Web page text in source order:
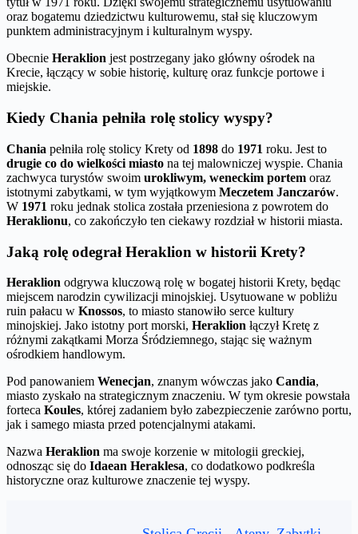
oraz bogatemu dziedzictwu kulturowemu, stał się kluczowym
punktem administracyjnym i kulturalnym wyspy.
Obecnie Heraklion jest postrzegany jako główny ośrodek na
Krecie, łączący w sobie historię, kulturę oraz funkcje portowe i
miejskie.
Kiedy Chania pełniła rolę stolicy wyspy?
Chania pełniła rolę stolicy Krety od 1898 do 1971 roku. Jest to
drugie co do wielkości miasto na tej malowniczej wyspie. Chania
zachwyca turystów swoim urokliwym, weneckim portem oraz
istotnymi zabytkami, w tym wyjątkowym Meczetem Janczarów.
W 1971 roku jednak stolica została przeniesiona z powrotem do
Heraklionu, co zakończyło ten ciekawy rozdział w historii miasta.
Jaką rolę odegrał Heraklion w historii Krety?
Heraklion odgrywa kluczową rolę w bogatej historii Krety, będąc
miejscem narodzin cywilizacji minojskiej. Usytuowane w pobliżu
ruin pałacu w Knossos, to miasto stanowiło serce kultury
minojskiej. Jako istotny port morski, Heraklion łączył Kretę z
różnymi zakątkami Morza Śródziemnego, stając się ważnym
ośrodkiem handlowym.
Pod panowaniem Wenecjan, znanym wówczas jako Candia,
miasto zyskało na strategicznym znaczeniu. W tym okresie powstała
forteca Koules, której zadaniem było zabezpieczenie zarówno portu,
jak i samego miasta przed potencjalnymi atakami.
Nazwa Heraklion ma swoje korzenie w mitologii greckiej,
odnosząc się do Idaean Heraklesa, co dodatkowo podkreśla
historyczne oraz kulturowe znaczenie tej wyspy.